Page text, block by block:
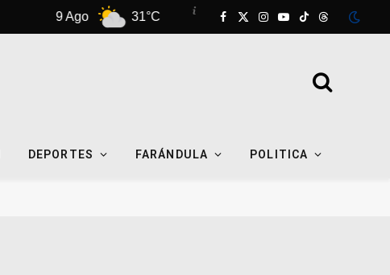
31°C 10 Ago 31°C 11 Ago
Facebook
X
Instagram
YouTube
TikTokThreads
DEPORTES FARÁNDULA POLITICA